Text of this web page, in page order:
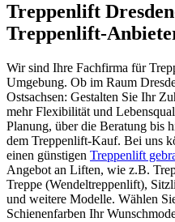
Treppenlift
Treppenlift-
Wir sind Ihre Fachfirma für
Umgebung. Ob im Raum
Ostsachsen: Gestalten Sie Ihr
mehr Flexibilität und
Planung, über die Beratung bis
dem Treppenlift-Kauf. Bei uns
einen günstigen Treppenlift
Angebot an Liften, wie z.B.
Treppe (Wendeltreppenlift),
und weitere Modelle. Wählen
Schienenfarben Ihr